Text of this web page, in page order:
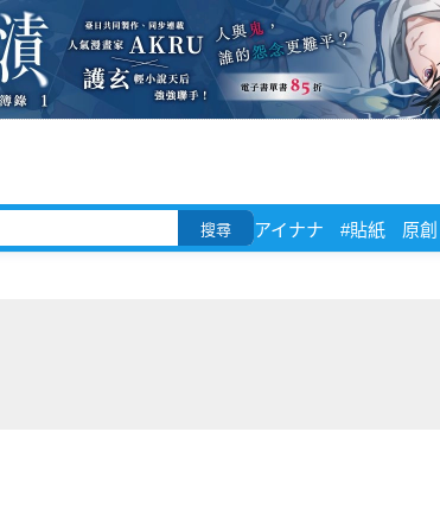
搜尋 アイナナ #貼紙 原創